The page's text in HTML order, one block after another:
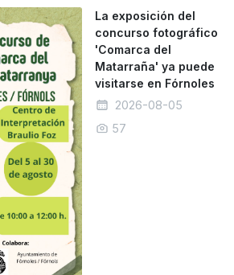
La exposición del
concurso fotográfico
'Comarca del
Matarraña' ya puede
visitarse en Fórnoles
2026-08-05
57